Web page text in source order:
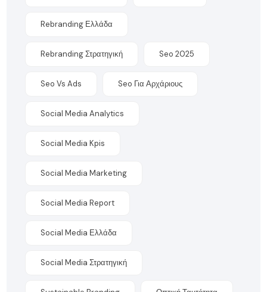
Rebranding Ελλάδα
Rebranding Στρατηγική Seo 2025
Seo Vs Ads Seo Για Αρχάριους
Social Media Analytics
Social Media Kpis
Social Media Marketing
Social Media Report
Social Media Ελλάδα
Social Media Στρατηγική